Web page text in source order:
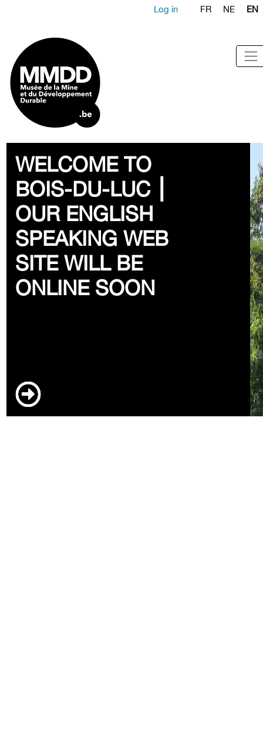
Log in FR NE EN
WELCOME TO
BOIS-DU-LUC ⎮
OUR ENGLISH
SPEAKING WEB
SITE WILL BE
ONLINE SOON